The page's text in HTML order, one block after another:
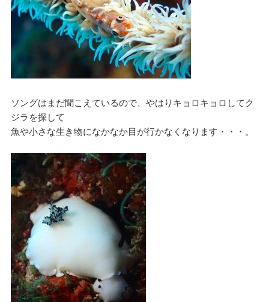
ソングはまだ聞こえているので、やはりキョロキョロしてク
ジラを探して
魚や小さな生き物になかなか目が行かなくなります・・・。